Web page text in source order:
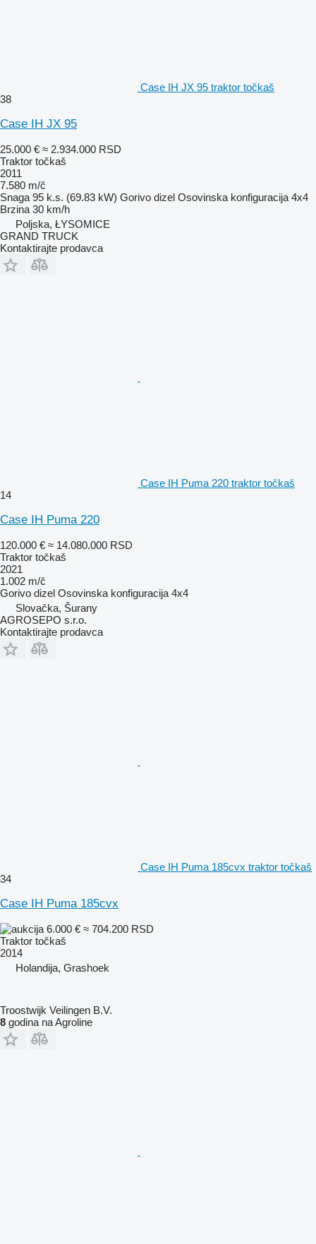
Case IH JX 95 traktor točkaš
38
Case IH JX 95
25.000 € ≈ 2.934.000 RSD
Traktor točkaš
2011
7.580 m/č
Snaga 95 k.s. (69.83 kW) Gorivo dizel Osovinska konfiguracija 4x4
Brzina 30 km/h
Poljska, ŁYSOMICE
GRAND TRUCK
Kontaktirajte prodavca
Case IH Puma 220 traktor točkaš
14
Case IH Puma 220
120.000 € ≈ 14.080.000 RSD
Traktor točkaš
2021
1.002 m/č
Gorivo dizel Osovinska konfiguracija 4x4
Slovačka, Šurany
AGROSEPO s.r.o.
Kontaktirajte prodavca
Case IH Puma 185cvx traktor točkaš
34
Case IH Puma 185cvx
6.000 € ≈ 704.200 RSD
Traktor točkaš
2014
Holandija, Grashoek
Troostwijk Veilingen B.V.
8 godina na Agroline